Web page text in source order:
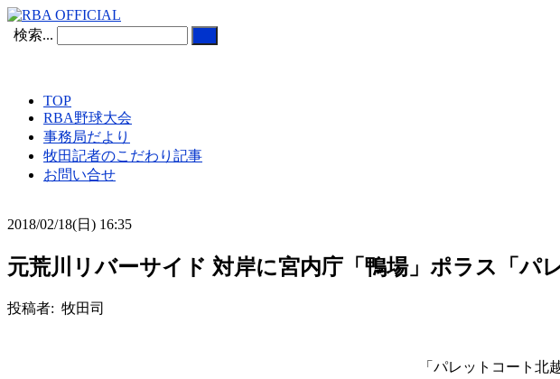
検索...
TOP
RBA野球大会
事務局だより
牧田記者のこだわり記事
お問い合せ
2018/02/18(日) 16:35
元荒川リバーサイド 対岸に宮内庁「鴨場」ポラス「パ
投稿者: 牧田司
「パレットコート北